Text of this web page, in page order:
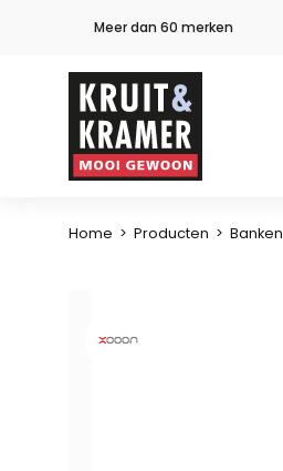
Meer dan 60 merken
Home > Producten > Banken